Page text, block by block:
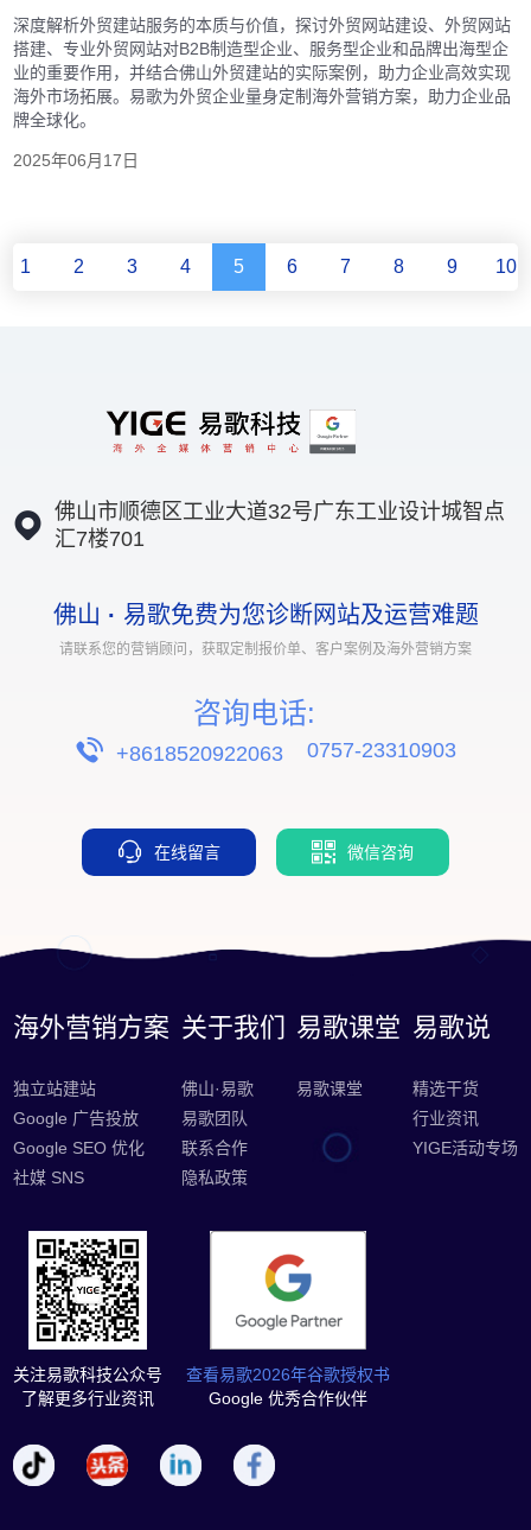
深度解析外贸建站服务的本质与价值，探讨外贸网站建设、外贸网站
搭建、专业外贸网站对B2B制造型企业、服务型企业和品牌出海型企
业的重要作用，并结合佛山外贸建站的实际案例，助力企业高效实现
海外市场拓展。易歌为外贸企业量身定制海外营销方案，助力企业品
牌全球化。
2025年06月17日
1 2 3 4 5 6 7 8 9 10
佛山市顺德区工业大道32号广东工业设计城智点
汇7楼701
佛山 · 易歌免费为您诊断网站及运营难题
请联系您的营销顾问，获取定制报价单、客户案例及海外营销方案
咨询电话:
+8618520922063 0757-23310903
在线留言 微信咨询
海外营销方案
独立站建站
Google 广告投放
Google SEO 优化
社媒 SNS
关于我们
佛山·易歌
易歌团队
联系合作
隐私政策
易歌课堂
易歌课堂
易歌说
精选干货
行业资讯
YIGE活动专场
关注易歌科技公众号
了解更多行业资讯
查看易歌2026年谷歌授权书
Google 优秀合作伙伴